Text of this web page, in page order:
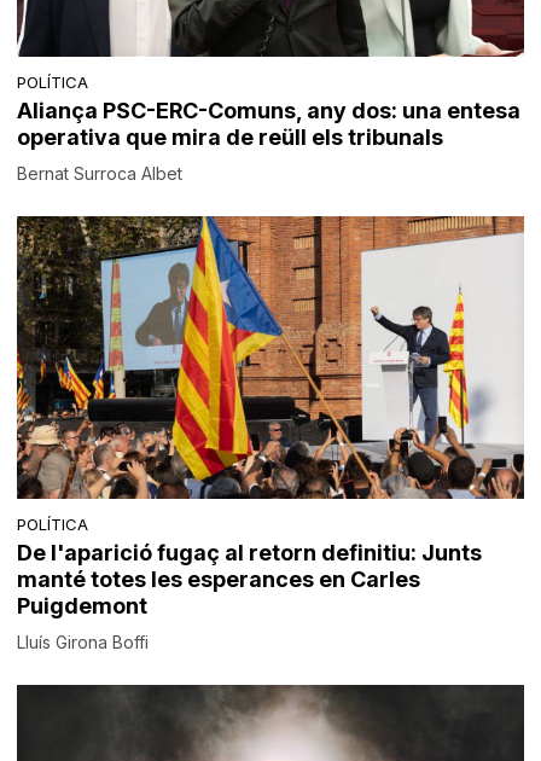
POLÍTICA
Aliança PSC-ERC-Comuns, any dos: una entesa
operativa que mira de reüll els tribunals
Bernat Surroca Albet
POLÍTICA
De l'aparició fugaç al retorn definitiu: Junts
manté totes les esperances en Carles
Puigdemont
Lluís Girona Boffi